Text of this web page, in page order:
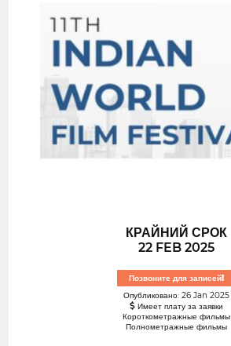
КРАЙНИЙ СРОК
22 FEB 2025
Позвоните для записей!
Опубликовано: 26 Jan 2025
Имеет плату за заявки
Короткометражные фильмы
Полнометражные фильмы